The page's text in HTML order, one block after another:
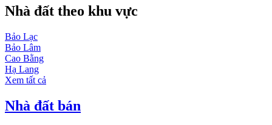
Nhà đất theo khu vực
Bảo Lạc
Bảo Lâm
Cao Bằng
Hạ Lang
Xem tất cả
Nhà đất bán